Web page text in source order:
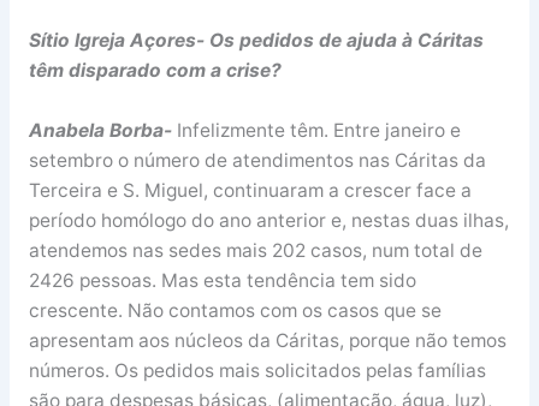
Sítio Igreja Açores- Os pedidos de ajuda à Cáritas
têm disparado com a crise?
Anabela Borba-Infelizmente têm. Entre janeiro e
setembro o número de atendimentos nas Cáritas da
Terceira e S. Miguel, continuaram a crescer face a
período homólogo do ano anterior e, nestas duas ilhas,
atendemos nas sedes mais 202 casos, num total de
2426 pessoas. Mas esta tendência tem sido
crescente. Não contamos com os casos que se
apresentam aos núcleos da Cáritas, porque não temos
números. Os pedidos mais solicitados pelas famílias
são para despesas básicas, (alimentação, água, luz),